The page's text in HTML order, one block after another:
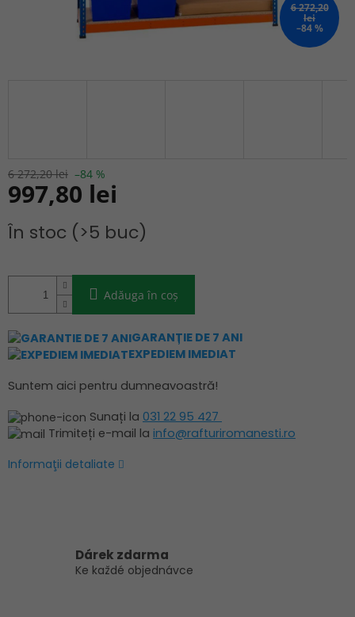
6 272,20
lei
–84 %
6 272,20 lei –84 %
997,80 lei
Evaluare
preţ:
În stoc (>5 buc)
Adăuga în coş
GARANȚIE DE 7 ANI
EXPEDIEM IMEDIAT
Suntem aici pentru dumneavoastră!
Sunați la 031 22 95 427
Trimiteți e-mail la info@rafturiromanesti.ro
Informaţii detaliate
Dárek zdarma
Ke každé objednávce